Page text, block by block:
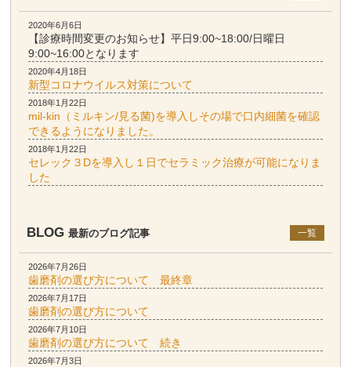
2020年6月6日
【診療時間変更のお知らせ】平日9:00~18:00/日曜日
9:00~16:00となります
2020年4月18日
新型コロナウイルス対策について
2018年1月22日
mil-kin（ミルキン/見る菌)を導入しその場で口内細菌を確認
できるようになりました。
2018年1月22日
セレック３Dを導入し１日でセラミック治療が可能になりま
した
BLOG 最新のブログ記事 一覧
2026年7月26日
歯磨剤の選び方について 最終章
2026年7月17日
歯磨剤の選び方について
2026年7月10日
歯磨剤の選び方について 続き
2026年7月3日